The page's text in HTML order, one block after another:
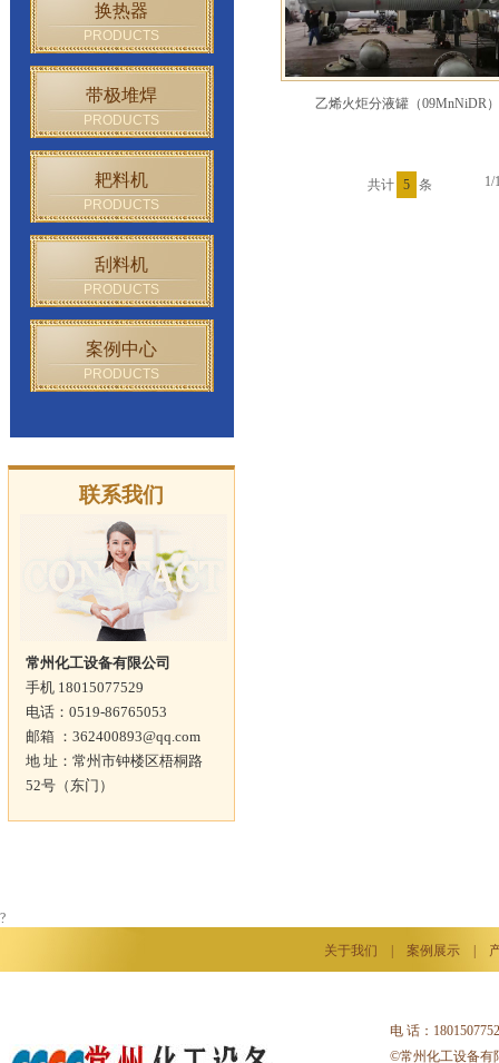
换热器
PRODUCTS
带极堆焊
PRODUCTS
耙料机
PRODUCTS
刮料机
PRODUCTS
案例中心
PRODUCTS
联系我们
常州化工设备有限公司
手机 18015077529
电话：0519-86765053
邮箱 ：362400893@qq.com
地 址：常州市钟楼区梧桐路
52号（东门）
乙烯火炬分液罐（09MnNiDR）
共计 5 条 1/
?
关于我们 案例展示
电 话：
©常州化工设备有